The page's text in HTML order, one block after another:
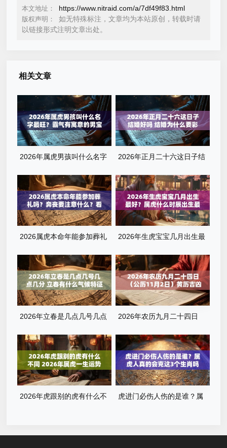
本文地址： https://www.nitraid.com/a/7df49f83.html
版权声明：
如无特殊标注，文章均为本站原创，转载时请
以链接形式注明文章出处。
相关文章
2026年属虎男孩叫什么名字
字清单
2026年正月二十六这日子结
2026属虎本命年能参加葬礼
篇就懂了
2026年生虎宝宝几月出生最
运？全解析来了
2026年立春是几点几号几点
2026年农历九月二十四日
询：当天几点是吉时？
2026年虎跟别的虎有什么不
虎进门必伤人伤的是谁？属